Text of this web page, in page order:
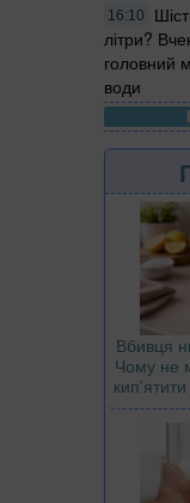
16:10
літри?
головний
води
Вбивця
Чому не